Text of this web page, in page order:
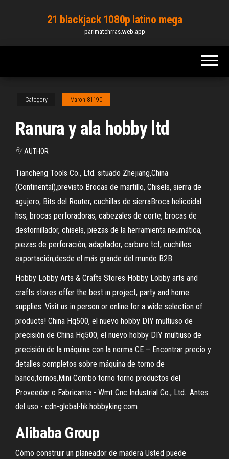
content
21 blackjack 1080p latino mega
parimatchrras.web.app
Category Marohl81190
Ranura y ala hobby ltd
By AUTHOR
Tiancheng Tools Co., Ltd. situado Zhejiang,China
(Continental),previsto Brocas de martillo, Chisels, sierra de
agujero, Bits del Router, cuchillas de sierraBroca helicoidal
hss, brocas perforadoras, cabezales de corte, brocas de
destornillador, chisels, piezas de la herramienta neumática,
piezas de perforación, adaptador, carburo tct, cuchillos
exportación,desde el más grande del mundo B2B
Hobby Lobby Arts & Crafts Stores Hobby Lobby arts and
crafts stores offer the best in project, party and home
supplies. Visit us in person or online for a wide selection of
products! China Hq500, el nuevo hobby DIY multiuso de
precisión de China Hq500, el nuevo hobby DIY multiuso de
precisión de la máquina con la norma CE – Encontrar precio y
detalles completos sobre máquina de torno de
banco,tornos,Mini Combo torno torno productos del
Proveedor o Fabricante - Wmt Cnc Industrial Co., Ltd.. Antes
del uso - cdn-global-hk.hobbyking.com
Alibaba Group
Cómo construir un planeador de madera Usted puede